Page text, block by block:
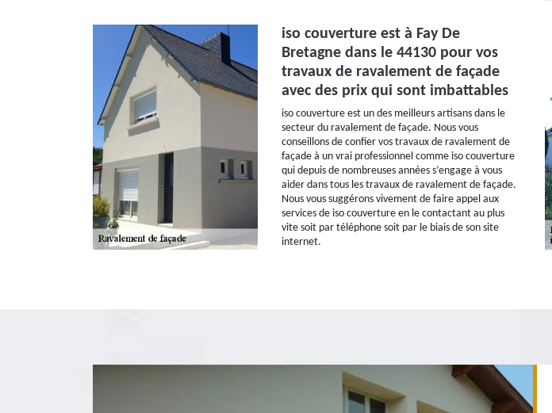
iso couverture est à Fay De
Bretagne dans le 44130 pour vos
travaux de ravalement de façade
avec des prix qui sont imbattables
iso couverture est un des meilleurs artisans dans le
secteur du ravalement de façade. Nous vous
conseillons de confier vos travaux de ravalement de
façade à un vrai professionnel comme iso couverture
qui depuis de nombreuses années s’engage à vous
aider dans tous les travaux de ravalement de façade.
Nous vous suggérons vivement de faire appel aux
services de iso couverture en le contactant au plus
vite soit par téléphone soit par le biais de son site
internet.